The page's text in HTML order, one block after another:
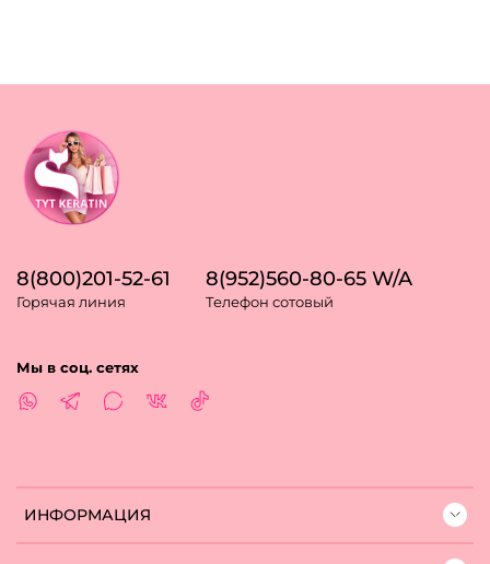
ИНФОРМАЦИЯ
8(800)201-52-61
Горячая линия
8(952)560-80-65 W/A
Телефон сотовый
Мы в соц. сетях